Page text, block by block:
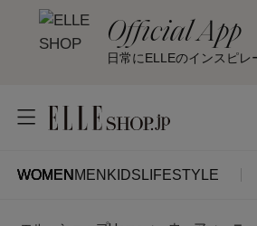
Official App
日常にELLEのインスピレ
WOMEN MEN KIDS LIFESTYLE
WOMENMENKIDSLIFESTYLE